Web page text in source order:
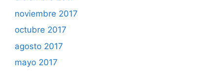
noviembre 2017
octubre 2017
agosto 2017
mayo 2017